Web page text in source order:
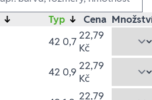
↓ Typ ↓ Cena
42 0,7 22,79
Kč
42 0,9 22,79
Kč
22,79